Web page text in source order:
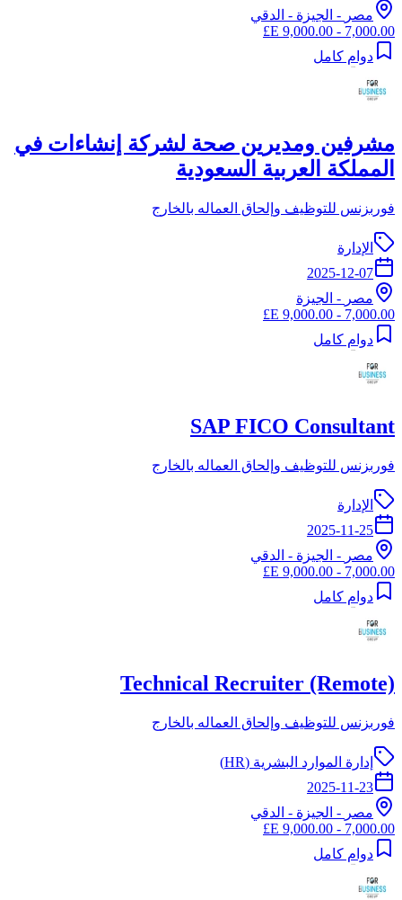
مصر - الجيزة - الدقي
7,000.00 - 9,000.00 E£
دوام كامل
مشرفين ومديرين صحة لشركة إنشاءات في
المملكة العربية السعودية
فوربزنس للتوظيف وإلحاق العماله بالخارج
الإدارة
2025-12-07
مصر - الجيزة
7,000.00 - 9,000.00 E£
دوام كامل
SAP FICO Consultant
فوربزنس للتوظيف وإلحاق العماله بالخارج
الإدارة
2025-11-25
مصر - الجيزة - الدقي
7,000.00 - 9,000.00 E£
دوام كامل
Technical Recruiter (Remote)
فوربزنس للتوظيف وإلحاق العماله بالخارج
إدارة الموارد البشرية (HR)
2025-11-23
مصر - الجيزة - الدقي
7,000.00 - 9,000.00 E£
دوام كامل